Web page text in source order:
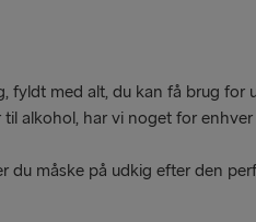
fyldt med alt, du kan få brug
alkohol, har vi noget for
du måske på udkig efter den